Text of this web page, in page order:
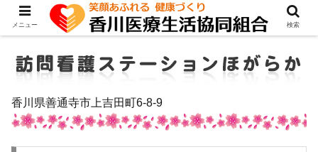
香川県善通寺市上吉田町6-8-9
メニュー 検索